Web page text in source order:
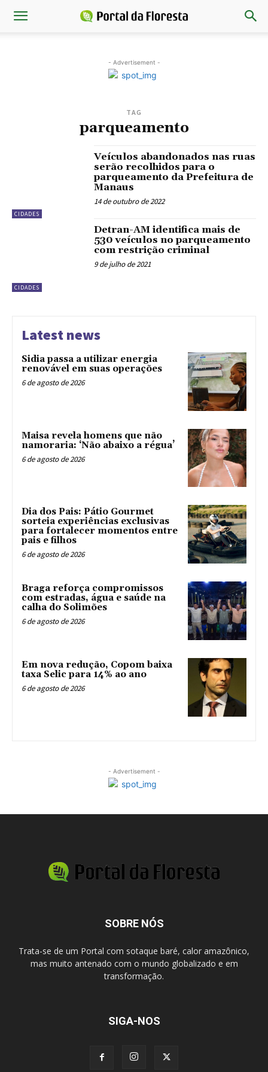
- Advertisement -
TAG
parqueamento
CIDADES
Veículos abandonados nas ruas
serão recolhidos para o
parqueamento da Prefeitura de
Manaus
14 de outubro de 2022
CIDADES
Detran-AM identifica mais de
530 veículos no parqueamento
com restrição criminal
9 de julho de 2021
Latest news
Sidia passa a utilizar energia
renovável em suas operações
6 de agosto de 2026
Maisa revela homens que não
namoraria: ‘Não abaixo a régua’
6 de agosto de 2026
Dia dos Pais: Pátio Gourmet
sorteia experiências exclusivas
para fortalecer momentos entre
pais e filhos
6 de agosto de 2026
Braga reforça compromissos
com estradas, água e saúde na
calha do Solimões
6 de agosto de 2026
Em nova redução, Copom baixa
taxa Selic para 14% ao ano
6 de agosto de 2026
- Advertisement -
SOBRE NÓS
Trata-se de um Portal com sotaque baré, calor amazônico,
mas muito antenado com o mundo globalizado e em
transformação.
SIGA-NOS